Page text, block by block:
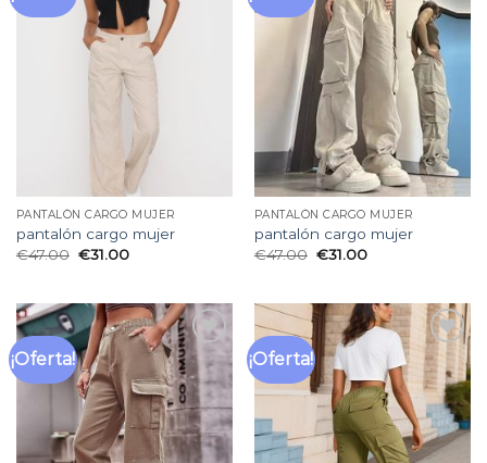
PANTALÓN CARGO MUJER
pantalón cargo mujer
€47.00 €31.00
a la
lista
de
deseos
PANTALÓN CARGO MUJER
pantalón cargo mujer
€47.00 €31.00
¡Oferta!
Añadir
a la
lista
de
deseos
¡Oferta!
Añadir
a la
lista
de
deseos